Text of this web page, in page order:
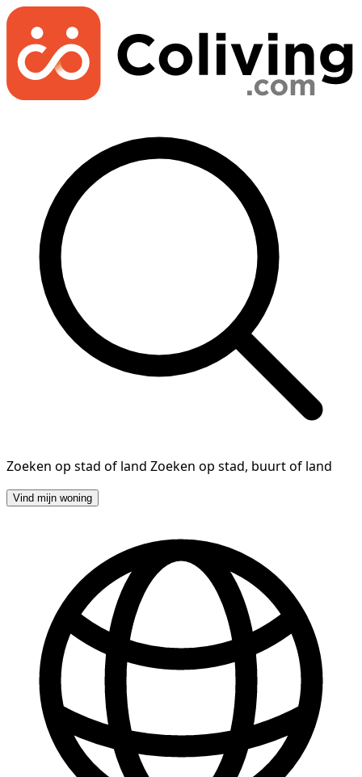
Zoeken op stad of land Zoeken op stad, buurt of land
Vind mijn woning